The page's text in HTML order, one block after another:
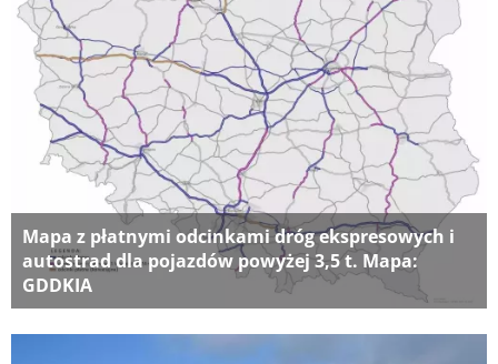
Mapa z płatnymi odcinkami dróg ekspresowych i
autostrad dla pojazdów powyżej 3,5 t. Mapa:
GDDKIA